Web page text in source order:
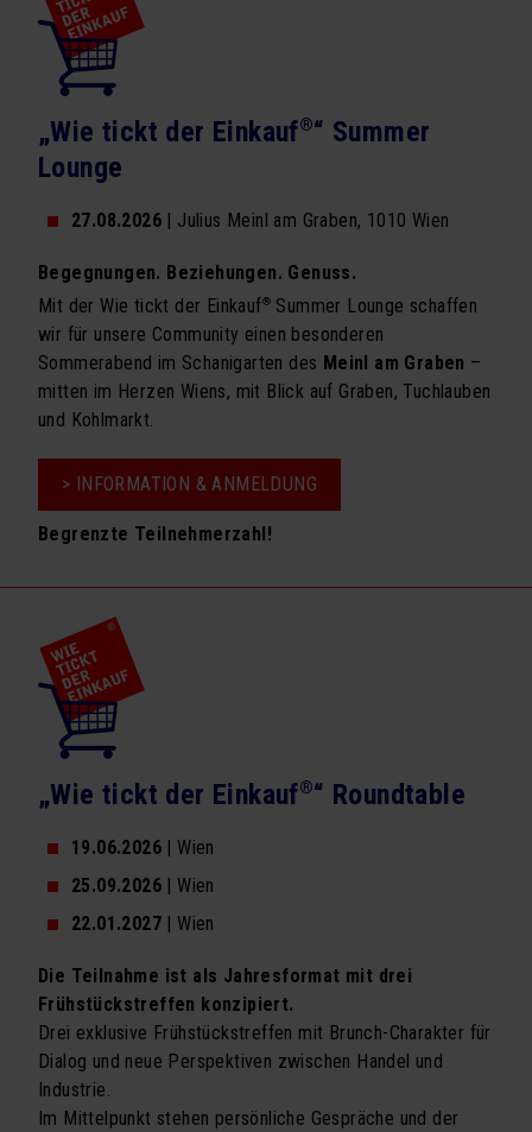
Exklusivtermine für Firmen
Newsletter Seminarprogramm
Vortragsprogramm
Schachmatt dem Firmentod
Vorsicht Vertrauen
ÜBER UNS
Kooperationen
Referenzen
proM² in der Presse
Downloads
UDO
KONTAKT
„Wie tickt der Einkauf®“ Summer
Lounge
27.08.2026 | Julius Meinl am Graben, 1010 Wien
Begegnungen. Beziehungen. Genuss.
Mit der Wie tickt der Einkauf® Summer Lounge schaffen
wir für unsere Community einen besonderen
Sommerabend im Schanigarten des Meinl am Graben –
mitten im Herzen Wiens, mit Blick auf Graben, Tuchlauben
und Kohlmarkt.
> INFORMATION & ANMELDUNG
Begrenzte Teilnehmerzahl!
„Wie tickt der Einkauf®“ Roundtable
19.06.2026
| Wien
25.09.2026
| Wien
22.01.2027
| Wien
Die Teilnahme ist als Jahresformat mit drei
Frühstückstreffen konzipiert.
Drei exklusive Frühstückstreffen mit Brunch-Charakter für
Dialog und neue Perspektiven zwischen Handel und
Industrie.
Im Mittelpunkt stehen persönliche Gespräche und der